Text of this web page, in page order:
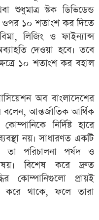
শুধুমাত্র স্টক ডিভিডেন্ড
ওপর ১০ শতাংশ কর দিতে
লিজিং ও ফাইন্যান্স
দেওয়া হবে। তবে
১০ শতাংশ কর বহাল
অব বাংলাদেশের
আন্তর্জাতিক আর্থিক
নির্দিষ্ট হারে
নয়। সাধারণত একটি
তা পরিচালনা পর্ষদ ও
বিষয়। বিশেষ করে দ্রুত
কোম্পানিগুলো প্রায়ই
করে থাকে, ফলে তারা